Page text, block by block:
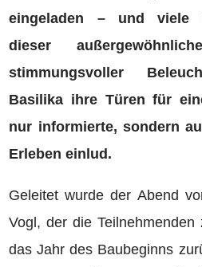
eingeladen – und viele
dieser
stimmungsvoller
Basilika ihre Türen für
nur informierte, sondern
Erleben einlud.
Geleitet wurde der Abend
Vogl, der die
das Jahr des Baubeginns